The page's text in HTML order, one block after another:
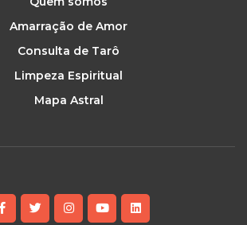
Amarração de Amor
Consulta de Tarô
Limpeza Espiritual
Mapa Astral